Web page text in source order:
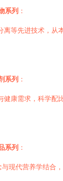
系列 ：
离等先进技术，从
系列 ：
健康需求，科学配
系列 ：
与现代营养学结合